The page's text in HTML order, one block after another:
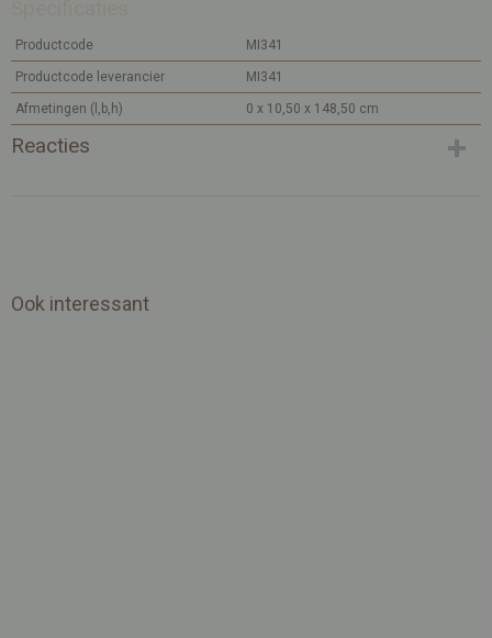
Productcode MI341
Productcode leverancier MI341
Afmetingen (l,b,h) 0 x 10,50 x 148,50 cm
Reacties
Ook interessant